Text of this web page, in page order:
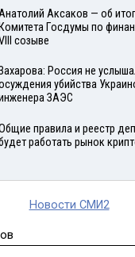
Аксаков — об
Комитета Госдумы по
созыве
Россия не
убийства
ЗАЭС
правила и реестр
работать рынок
Новости СМИ2